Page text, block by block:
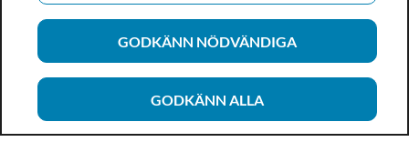
GODKÄNN NÖDVÄNDIGA
GODKÄNN ALLA